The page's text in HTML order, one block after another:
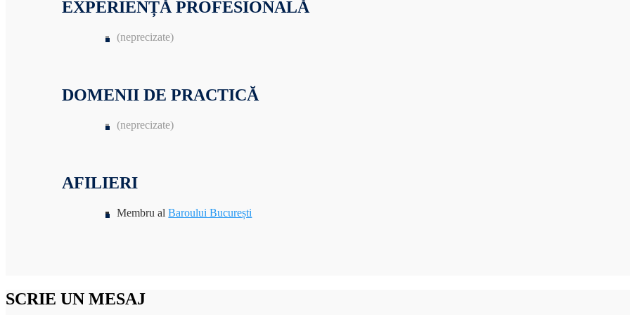
EXPERIENȚĂ PROFESIONALĂ
(neprecizate)
DOMENII DE PRACTICĂ
(neprecizate)
AFILIERI
Membru alBaroului București
SCRIE UN MESAJ